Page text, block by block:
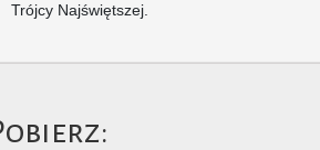
Trójcy Najświętszej.